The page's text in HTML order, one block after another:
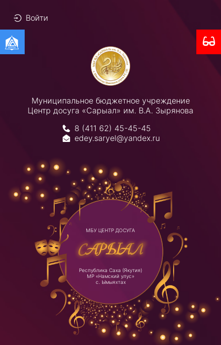
Муниципальное бюджетное учреждение
Центр досуга «Сарыал» им. В.А. Зырянова
8 (411 62) 45-45-45
edey.saryel@yandex.ru
Войти
МБУ ЦЕНТР ДОСУГА
САРЫАЛ
Республика Саха (Якутия)
МР «Намский улус»
с. Ымыяхтах